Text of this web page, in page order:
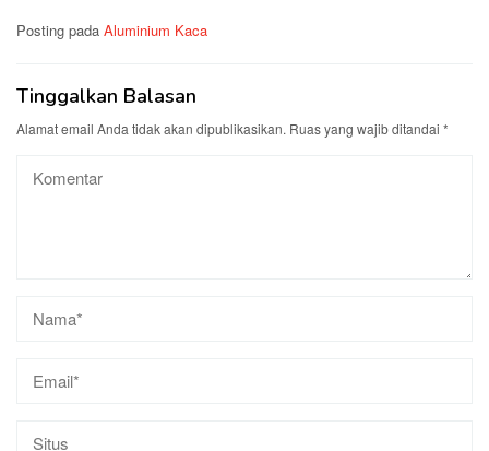
Posting pada Aluminium Kaca
Tinggalkan Balasan
Alamat email Anda tidak akan dipublikasikan. Ruas yang wajib ditandai *